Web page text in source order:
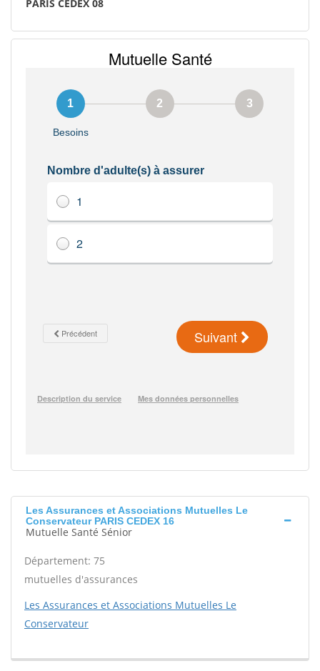
PARIS CEDEX 08
Les Assurances et Associations Mutuelles Le
Conservateur PARIS CEDEX 16
Mutuelle Santé Sénior
Département: 75
mutuelles d'assurances
Les Assurances et Associations Mutuelles Le
Conservateur